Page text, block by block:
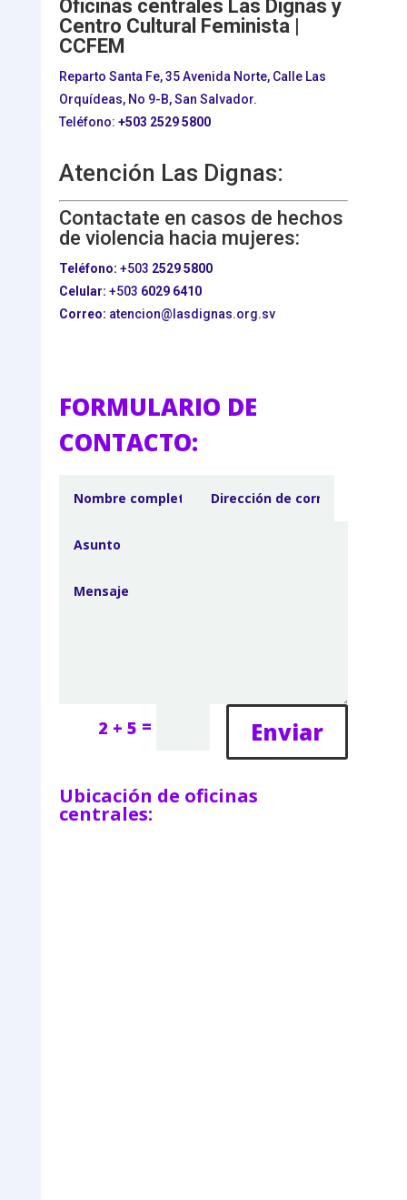
Oficinas centrales Las Dignas y
Centro Cultural Feminista |
CCFEM
Reparto Santa Fe, 35 Avenida Norte, Calle Las
Orquídeas, No 9-B, San Salvador.
Teléfono: +503 2529 5800
Atención Las Dignas:
Contactate en casos de hechos
de violencia hacia mujeres:
Teléfono: +503 2529 5800
Celular: +503 6029 6410
Correo: atencion@lasdignas.org.sv
FORMULARIO DE
CONTACTO:
2 + 5 = Enviar
Ubicación de oficinas
centrales: